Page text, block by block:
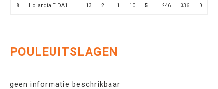
8 Hollandia T DA1 13 2 1 10 5 246 336 0
POULEUITSLAGEN
geen informatie beschrikbaar